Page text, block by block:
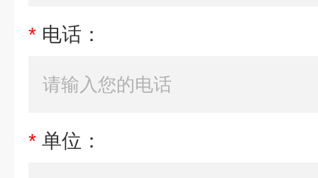
* 电话：
* 单位：